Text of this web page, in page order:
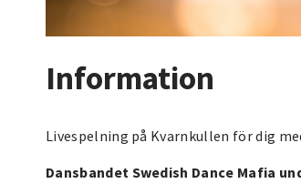
Information
Livespelning på Kvarnkullen för dig
Dansbandet Swedish Dance Mafia